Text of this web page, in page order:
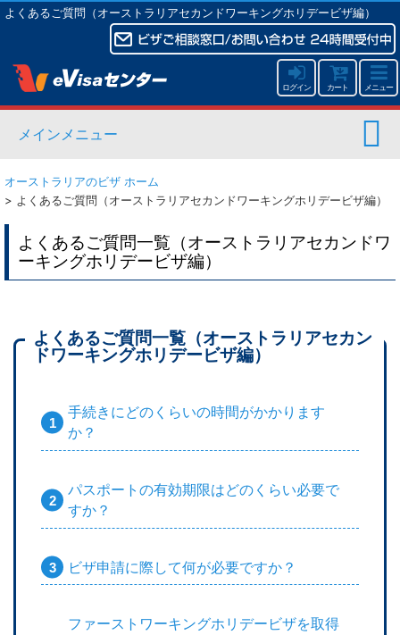
よくあるご質問（オーストラリアセカンドワーキングホリデービザ編）
ログイン カート メニュー
メインメニュー
オーストラリアのビザ ホーム
> よくあるご質問（オーストラリアセカンドワーキングホリデービザ編）
よくあるご質問一覧（オーストラリアセカンドワ
ーキングホリデービザ編）
よくあるご質問一覧（オーストラリアセカン
ドワーキングホリデービザ編）
手続きにどのくらいの時間がかかります
か？
パスポートの有効期限はどのくらい必要で
すか？
ビザ申請に際して何が必要ですか？
ファーストワーキングホリデービザを取得